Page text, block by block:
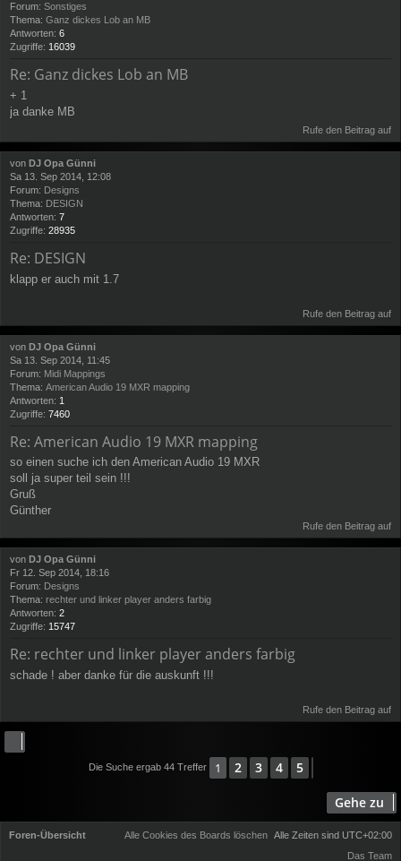
Forum: Sonstiges
Thema: Ganz dickes Lob an MB
Antworten: 6
Zugriffe: 16039
Re: Ganz dickes Lob an MB
+ 1
ja danke MB
Rufe den Beitrag auf
von DJ Opa Günni
Sa 13. Sep 2014, 12:08
Forum: Designs
Thema: DESIGN
Antworten: 7
Zugriffe: 28935
Re: DESIGN
klapp er auch mit 1.7
Rufe den Beitrag auf
von DJ Opa Günni
Sa 13. Sep 2014, 11:45
Forum: Midi Mappings
Thema: American Audio 19 MXR mapping
Antworten: 1
Zugriffe: 7460
Re: American Audio 19 MXR mapping
so einen suche ich den American Audio 19 MXR
soll ja super teil sein !!!
Gruß
Günther
Rufe den Beitrag auf
von DJ Opa Günni
Fr 12. Sep 2014, 18:16
Forum: Designs
Thema: rechter und linker player anders farbig
Antworten: 2
Zugriffe: 15747
Re: rechter und linker player anders farbig
schade ! aber danke für die auskunft !!!
Rufe den Beitrag auf
Die Suche ergab 44 Treffer 1 2 3 4 5
Gehe zu
Foren-Übersicht Alle Zeiten sind UTC+02:00
Alle Cookies des Boards löschen
Das Team